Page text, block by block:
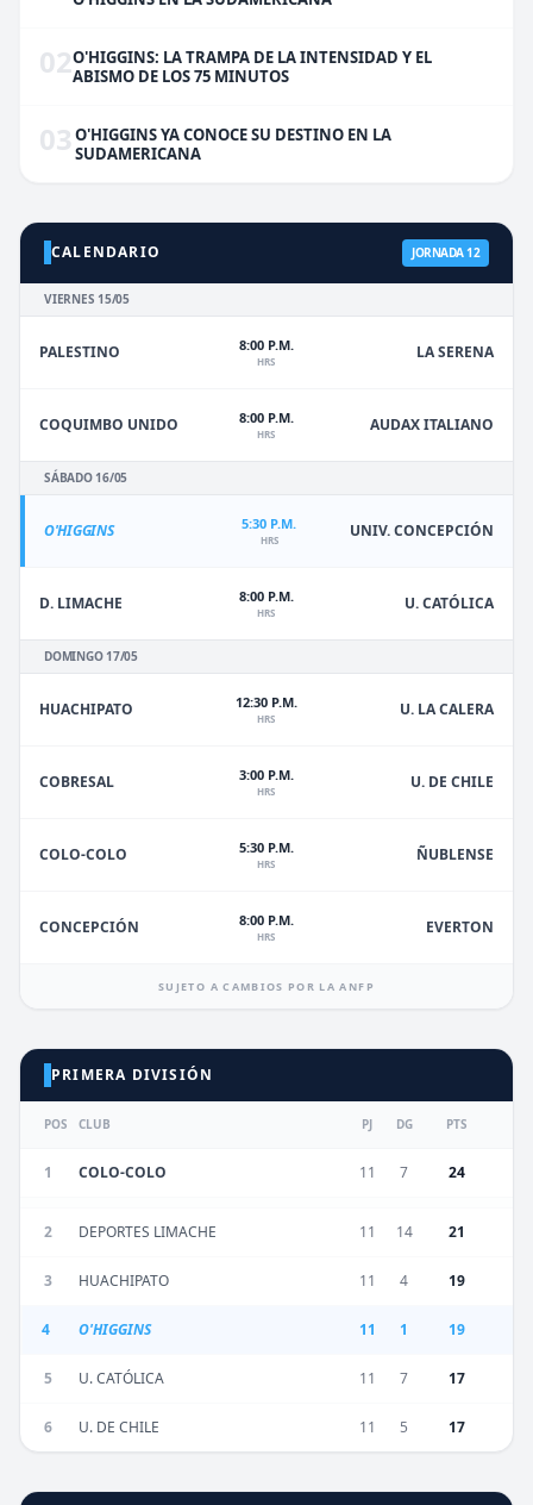
02O'HIGGINS: LA TRAMPA DE LA INTENSIDAD Y EL
ABISMO DE LOS 75 MINUTOS
03 O'HIGGINS YA CONOCE SU DESTINO EN LA
SUDAMERICANA
CALENDARIO JORNADA 12
VIERNES 15/05
PALESTINO 8:00 P.M.
HRS LA SERENA
COQUIMBO UNIDO 8:00 P.M.
HRS AUDAX ITALIANO
SÁBADO 16/05
O'HIGGINS 5:30 P.M.
HRS UNIV. CONCEPCIÓN
D. LIMACHE 8:00 P.M.
HRS U. CATÓLICA
DOMINGO 17/05
HUACHIPATO 12:30 P.M.
HRS U. LA CALERA
COBRESAL 3:00 P.M.
HRS U. DE CHILE
COLO-COLO 5:30 P.M.
HRS ÑUBLENSE
CONCEPCIÓN 8:00 P.M.
HRS EVERTON
SUJETO A CAMBIOS POR LA ANFP
PRIMERA DIVISIÓN
POS CLUB PJ DG PTS
1 COLO-COLO 11 7 24
2 DEPORTES LIMACHE 11 14 21
3 HUACHIPATO 11 4 19
4 O'HIGGINS 11 1 19
5 U. CATÓLICA 11 7 17
6 U. DE CHILE 11 5 17